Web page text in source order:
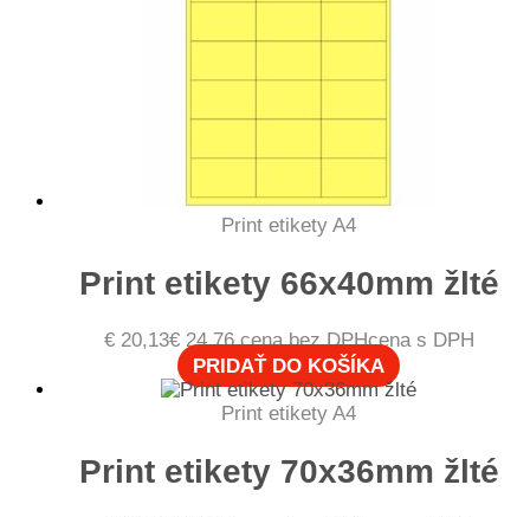
Print etikety A4
Print etikety 66x40mm žlté
€20,13€24,76 cena bez DPHcena s DPH
PRIDAŤ DO KOŠÍKA
Print etikety A4
Print etikety 70x36mm žlté